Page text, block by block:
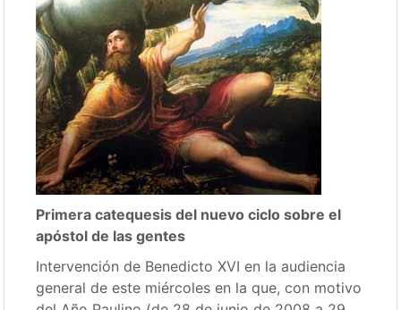
Primera catequesis del nuevo ciclo sobre el
apóstol de las gentes
Intervención de Benedicto XVI en la audiencia
general de este miércoles en la que, con motivo